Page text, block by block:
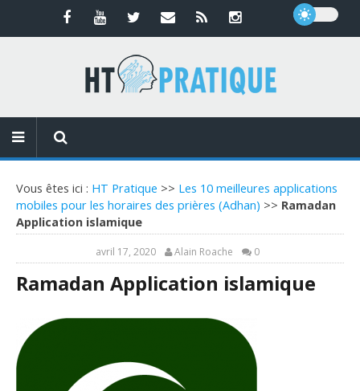
Vous êtes ici : HT Pratique >> Les 10 meilleures applications
mobiles pour les horaires des prières (Adhan) >> Ramadan
Application islamique
avril 17, 2020 Alain Roache 0
Ramadan Application islamique